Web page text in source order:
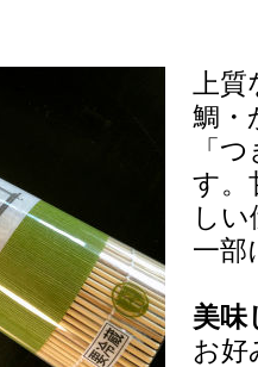
上
鯛・
「
す。
し
一部
美味
お好